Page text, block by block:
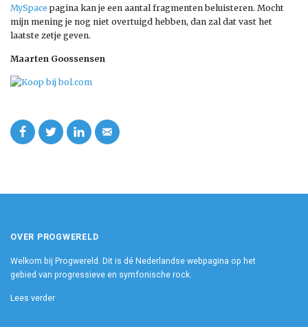
MySpace pagina kan je een aantal fragmenten beluisteren. Mocht
mijn mening je nog niet overtuigd hebben, dan zal dat vast het
laatste zetje geven.
Maarten Goossensen
OVER PROGWERELD
Welkom bij Progwereld. Dit is dé Nederlandse webpagina op het
gebied van progressieve en symfonische rock.
Lees verder